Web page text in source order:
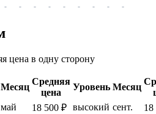
- - - - - - - - -
цена в одну сторону
Месяц
Средняя
цена
Уровень Месяц
май 18 500 ₽ высокий сент.
18